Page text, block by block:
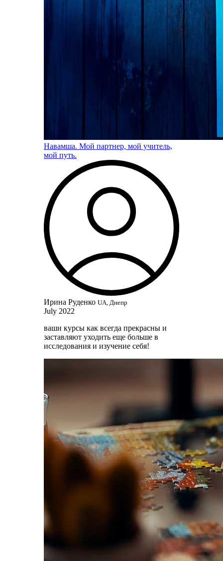
Навамша. Мой партнер, мой учитель,
мой путь.
Ирина Руденко UA, Днепр
July 2022
ваши курсы как всегда прекрасны и
заставляют уходить еще больше в
исследования и изучение себя!